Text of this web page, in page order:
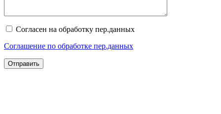
Согласен на обработку пер.данных
Соглашение по обработке пер.данных